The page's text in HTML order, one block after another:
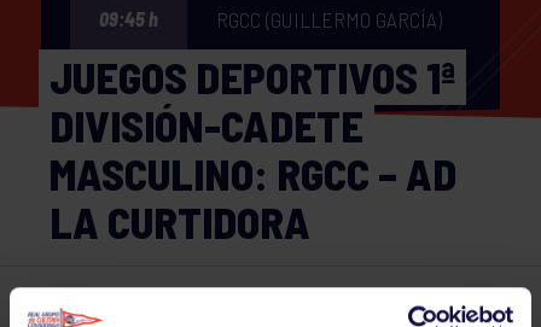
09:45 h RGCC (GUILLERMO GARCÍA)
JUEGOS DEPORTIVOS 1ª
DIVISIÓN-CADETE
MASCULINO: RGCC – AD
LA CURTIDORA